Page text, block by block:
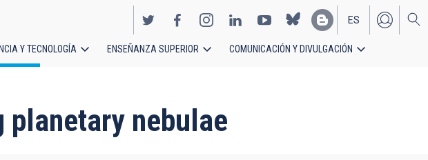
EN
ES
Y TECNOLOGÍA ENSEÑANZA SUPERIOR COMUNICACIÓN Y DIVULGACIÓN
planetary nebulae